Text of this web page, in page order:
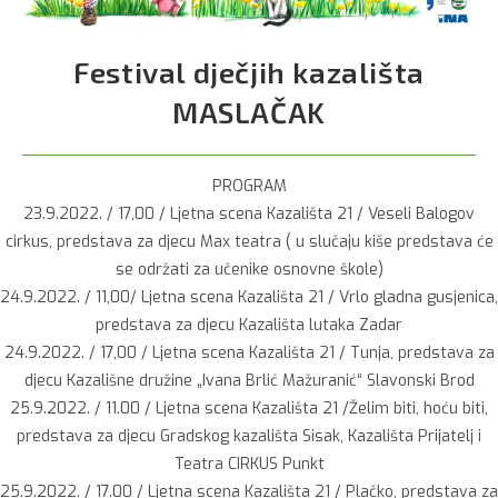
Festival dječjih kazališta
MASLAČAK
PROGRAM
23.9.2022. / 17,00 / Ljetna scena Kazališta 21 / Veseli Balogov
cirkus, predstava za djecu Max teatra ( u slučaju kiše predstava će
se održati za učenike osnovne škole)
24.9.2022. / 11,00/ Ljetna scena Kazališta 21 / Vrlo gladna gusjenica,
predstava za djecu Kazališta lutaka Zadar
24.9.2022. / 17,00 / Ljetna scena Kazališta 21 / Tunja, predstava za
djecu Kazališne družine „Ivana Brlić Mažuranić“ Slavonski Brod
25.9.2022. / 11.00 / Ljetna scena Kazališta 21 /Želim biti, hoću biti,
predstava za djecu Gradskog kazališta Sisak, Kazališta Prijatelj i
Teatra CIRKUS Punkt
25.9.2022. / 17.00 / Ljetna scena Kazališta 21 / Plačko, predstava za